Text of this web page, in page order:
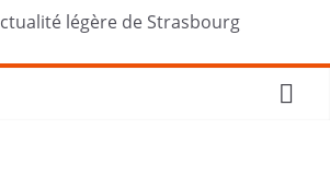
légère de Strasbourg